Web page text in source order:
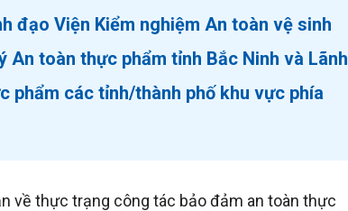
đạo Viện Kiểm nghiệm An toàn vệ sinh
An toàn thực phẩm tỉnh Bắc Ninh và Lãnh
phẩm các tỉnh/thành phố khu vực phía
về thực trạng công tác bảo đảm an toàn thực